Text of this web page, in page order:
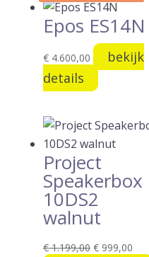
Epos ES14N
€4.600,00
bekijk
details
Project
Speakerbox
10DS2
walnut
€1.199,00 €999,00